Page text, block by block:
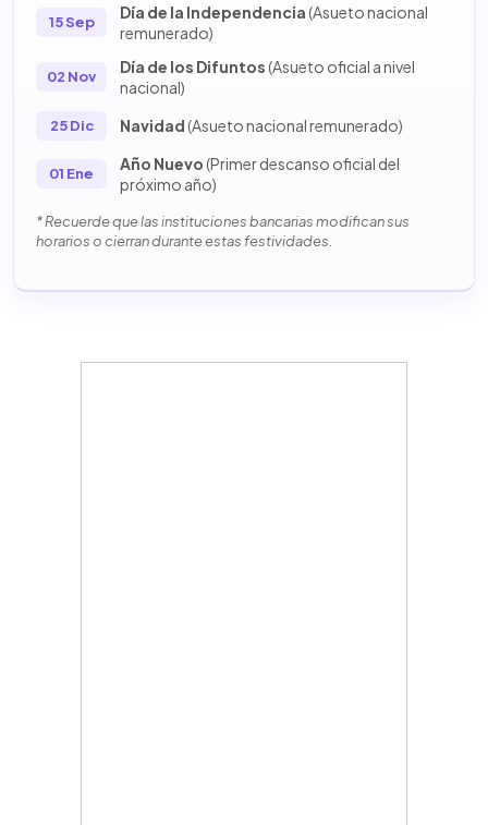
15 Sep
Día de la Independencia(Asueto nacional
remunerado)
02 Nov
Día de los Difuntos(Asueto oficial a nivel
nacional)
25 Dic Navidad(Asueto nacional remunerado)
01 Ene
Año Nuevo(Primer descanso oficial del
próximo año)
* Recuerde que las instituciones bancarias modifican sus
horarios o cierran durante estas festividades.